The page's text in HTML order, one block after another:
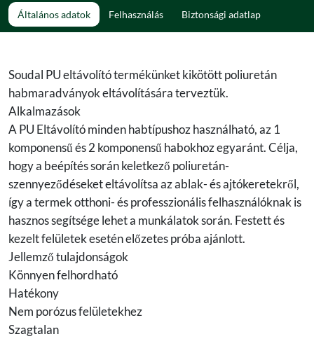
Általános adatok Felhasználás Biztonsági adatlap
Soudal PU eltávolító termékünket kikötött poliuretán
habmaradványok eltávolítására terveztük.
Alkalmazások
A PU Eltávolító minden habtípushoz használható, az 1
komponensű és 2 komponensű habokhoz egyaránt. Célja,
hogy a beépítés során keletkező poliuretán-
szennyeződéseket eltávolítsa az ablak- és ajtókeretekről,
így a termek otthoni- és professzionális felhasználóknak is
hasznos segítsége lehet a munkálatok során. Festett és
kezelt felületek esetén előzetes próba ajánlott.
Jellemző tulajdonságok
Könnyen felhordható
Hatékony
Nem porózus felületekhez
Szagtalan